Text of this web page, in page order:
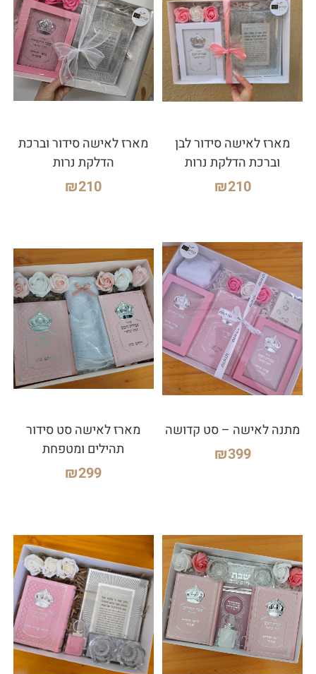
מארז לאישה סידור לבן
וברכת הדלקת נרות
₪210
מארז לאישה סידור וברכת
הדלקת נרות
₪210
מתנה לאישה – סט קדושה
₪399
מארז לאישה סט סידור
תהילים ומטפחת
₪299